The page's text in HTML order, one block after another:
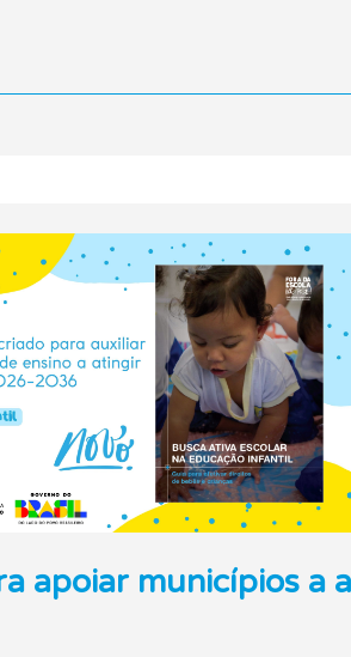
apoiar municípios a